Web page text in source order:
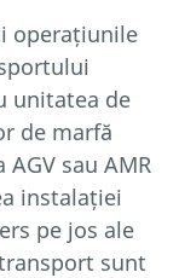
operațiunile
unitatea de
de marfă
sau AMR
instalației
pe jos ale
sunt